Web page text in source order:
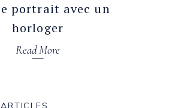
portrait avec un
horloger
Read More